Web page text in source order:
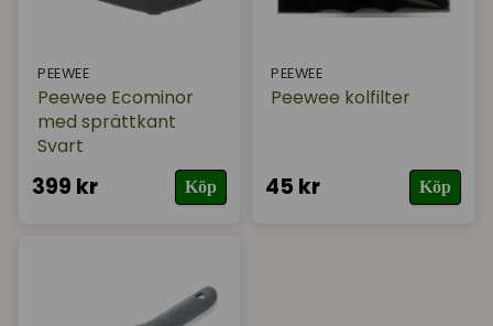
PEEWEE
Peewee Ecominor
med sprättkant
Svart
399 kr Köp
PEEWEE
Peewee kolfilter
45 kr Köp